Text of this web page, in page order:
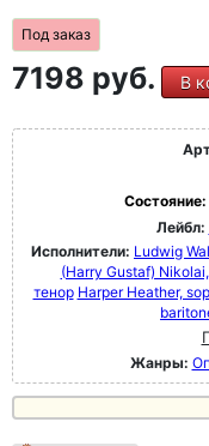
Под заказ
7198 руб. В
Состояние:
Лейбл:
Исполнители: Ludwig
(Harry Gustaf)
тенор Harper Heather,
Жанры: